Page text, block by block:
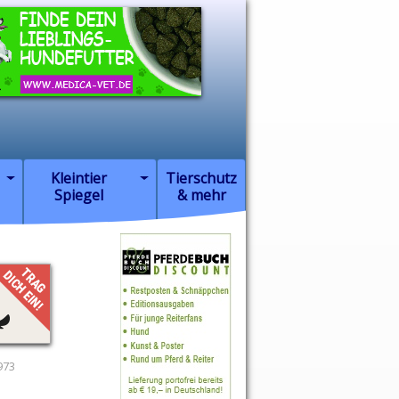
Kleintier
Spiegel
Tierschutz
& mehr